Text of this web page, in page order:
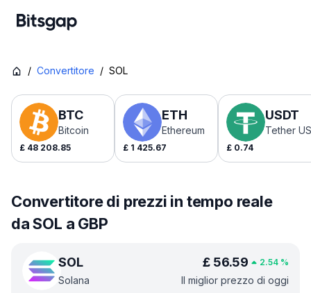
/ Convertitore / SOL
BTC
Bitcoin
£ 48 208.85
ETH
Ethereum
£ 1 425.67
USDT
Tether
£ 0.74
Convertitore di prezzi in tempo reale
da SOL a GBP
SOL
Solana
£ 56.59 2.54 %
Il miglior prezzo di oggi